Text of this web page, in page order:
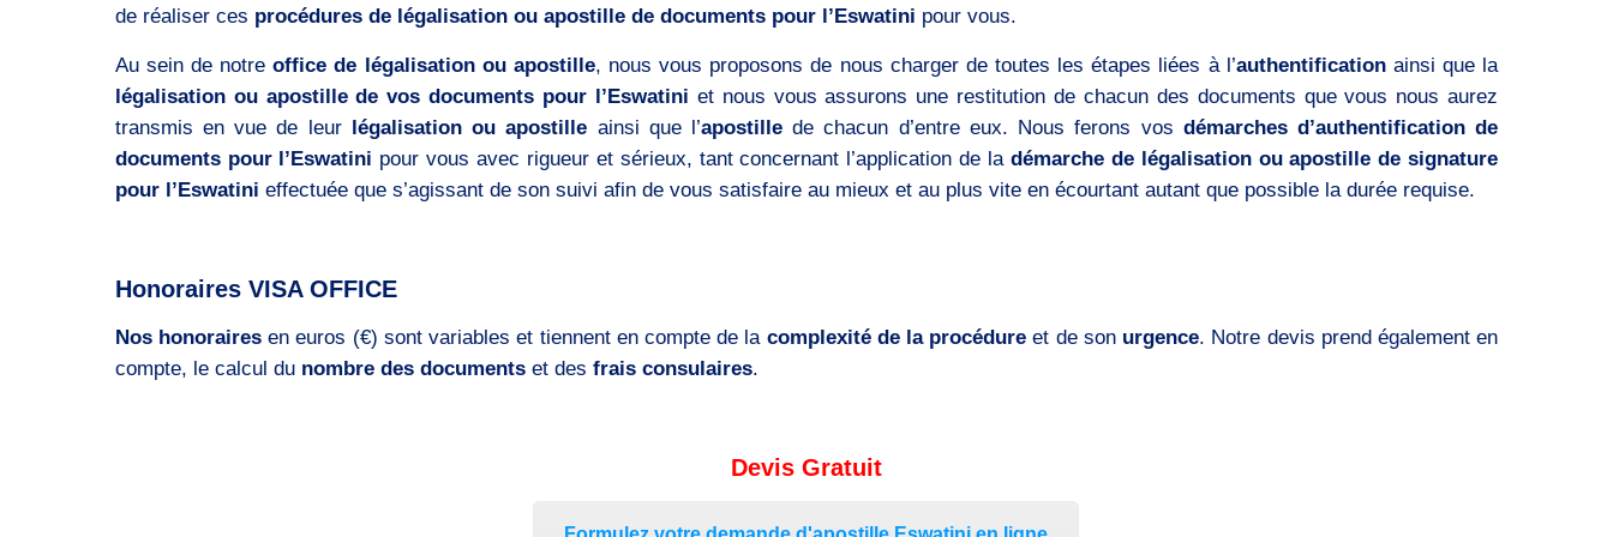
de réaliser ces procédures de légalisation ou apostille de documents pour l’Eswatini pour vous.
Au sein de notreoffice de légalisation ou apostille, nous vous proposons de nous charger de toutes les étapes liées à l’authentificationainsi que la
légalisation ou apostille de vos documents pour l’Eswatini et nous vous assurons une restitution de chacun des documents que vous nous aurez
transmis en vue de leur légalisation ou apostille ainsi que l’apostille de chacun d’entre eux. Nous ferons vos démarches d’authentification de
documents pour l’Eswatini pour vous avec rigueur et sérieux, tant concernant l’application de la démarche de légalisation ou apostille de signature
pour l’Eswatini effectuée que s’agissant de son suivi afin de vous satisfaire au mieux et au plus vite en écourtant autant que possible la durée requise.
Honoraires VISA OFFICE
Nos honorairesen euros (€) sont variables et tiennent en compte de la complexité de la procédure et de son urgence. Notre devis prend également en
compte, le calcul du nombre des documents et des frais consulaires.
Devis Gratuit